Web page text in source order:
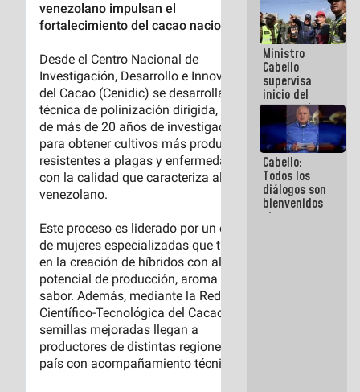
gobernadores
planes de
recuperación
del Sistema
Eléctrico
Nacional
Ministro
Cabello
supervisa
inicio del
proceso de
demolición
de
edificaciones
declaradas
en riesgo en
La Guaira
(+Fotos)
Cabello:
Todos los
diálogos son
bienvenidos
siempre que